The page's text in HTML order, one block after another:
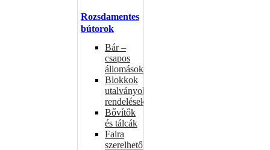
Rozsdamentes
bútorok
Bár –
csapos
állomások
Blokkok
utalványokhoz,
rendelésekhez
Bővítők
és tálcák
Falra
szerelhető